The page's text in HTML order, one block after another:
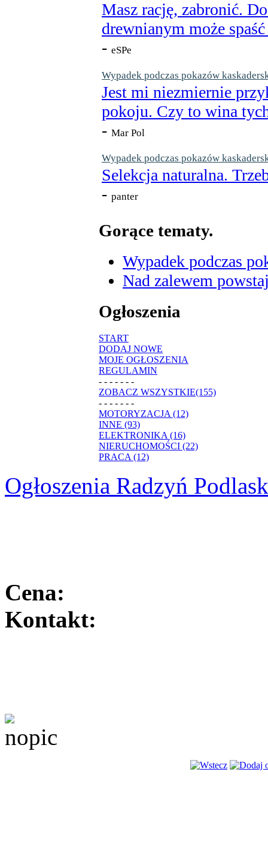
Masz rację, zabronić.
drewnianym może
- eSPe
Wypadek podczas pokazów
Jest mi niezmiernie
pokoju. Czy to wina
- Mar Pol
Wypadek podczas pokazów
Selekcja naturalna.
- panter
Gorące tematy.
Wypadek podczas
Nad zalewem
Ogłoszenia
START
DODAJ NOWE
MOJE OGŁOSZENIA
REGULAMIN
- - - - - - -
ZOBACZ WSZYSTKIE(155)
- - - - - - -
MOTORYZACJA (12)
INNE (93)
ELEKTRONIKA (16)
NIERUCHOMOŚCI (22)
PRACA (12)
Ogłoszenia Radzyń
Cena:
Kontakt: